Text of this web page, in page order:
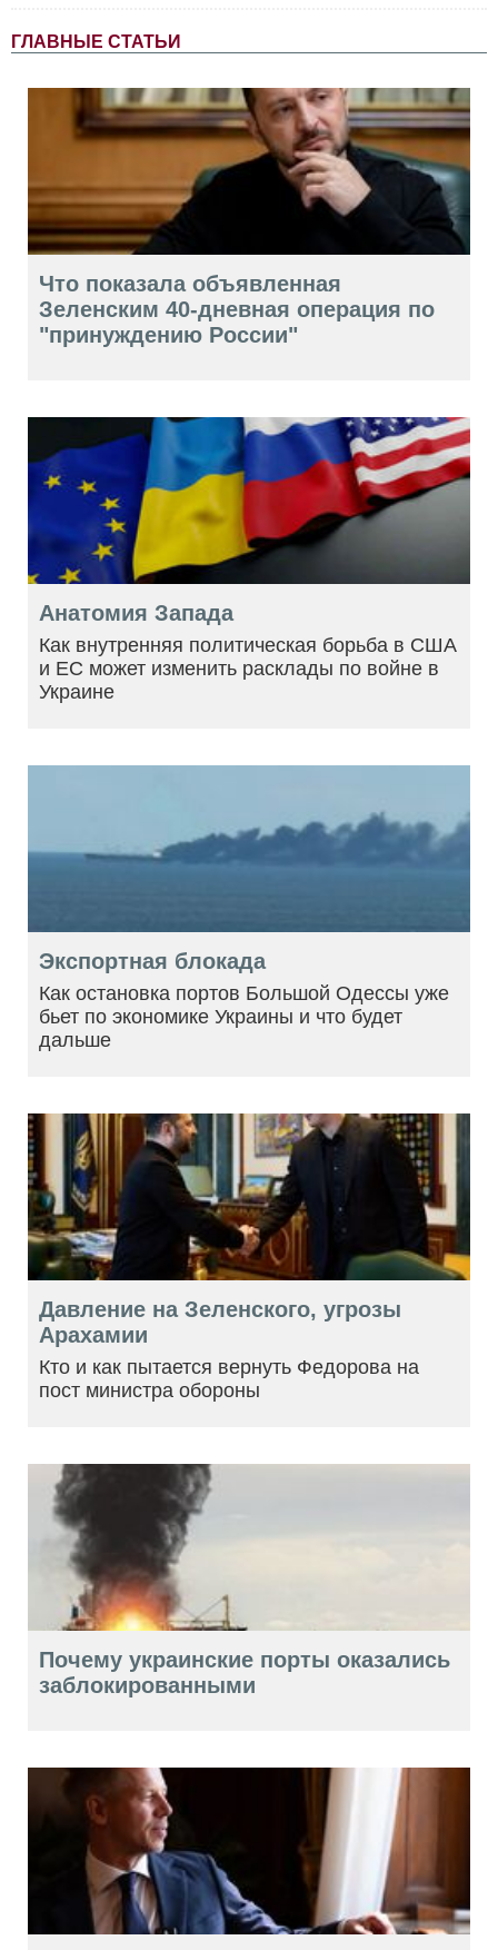
ГЛАВНЫЕ СТАТЬИ
Что показала объявленная
Зеленским 40-дневная операция по
"принуждению России"
Анатомия Запада
Как внутренняя политическая борьба в США
и ЕС может изменить расклады по войне в
Украине
Экспортная блокада
Как остановка портов Большой Одессы уже
бьет по экономике Украины и что будет
дальше
Давление на Зеленского, угрозы
Арахамии
Кто и как пытается вернуть Федорова на
пост министра обороны
Почему украинские порты оказались
заблокированными